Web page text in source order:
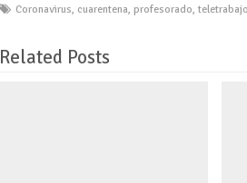
Coronavirus, cuarentena, profesorado,teletrabajo
Related Posts